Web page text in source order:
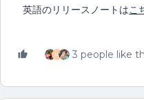
英語のリリースノートはこ
M 3 people like